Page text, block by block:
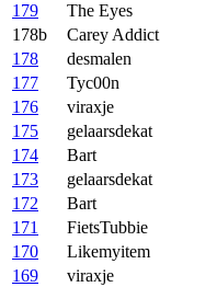
179
The Eyes
178b
Carey Addict
178
desmalen
177
Tyc00n
176
viraxje
175
gelaarsdekat
174
Bart
173
gelaarsdekat
172
Bart
171
FietsTubbie
170
Likemyitem
169
viraxje